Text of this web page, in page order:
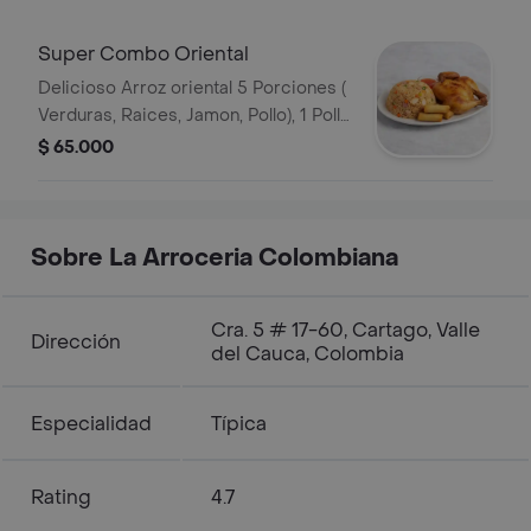
Super Combo Oriental
Delicioso Arroz oriental 5 Porciones (
Verduras, Raices, Jamon, Pollo), 1 Pollo
entero ( Perniles )
$ 65.000
Sobre La Arroceria Colombiana
Dirección
Cra. 5 # 17-60, Cartago, Valle
del Cauca, Colombia
Especialidad Típica
Rating 4.7